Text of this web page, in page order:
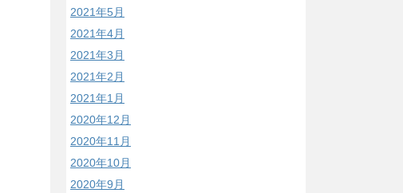
2021年5月
2021年4月
2021年3月
2021年2月
2021年1月
2020年12月
2020年11月
2020年10月
2020年9月